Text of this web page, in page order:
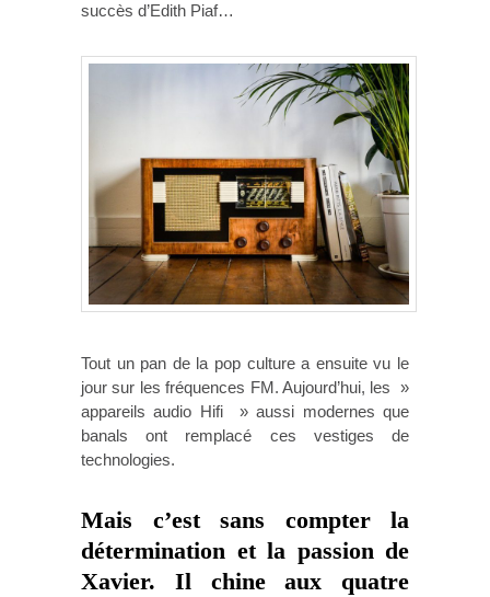
succès d’Edith Piaf…
Tout un pan de la pop culture a ensuite vu le
jour sur les fréquences FM. Aujourd’hui, les »
appareils audio Hifi » aussi modernes que
banals ont remplacé ces vestiges de
technologies.
Mais c’est sans compter la
détermination et la passion de
Xavier. Il chine aux quatre